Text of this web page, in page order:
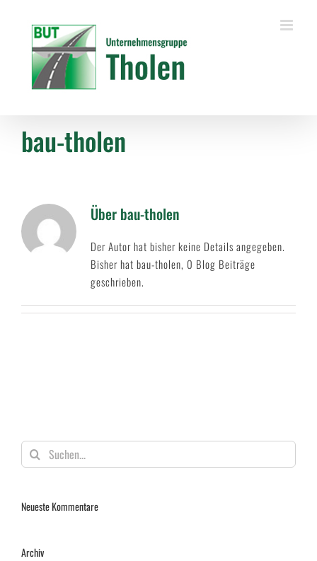
springen
bau-tholen
Über bau-tholen
Der Autor hat bisher keine Details angegeben.
Bisher hat bau-tholen, 0 Blog Beiträge
geschrieben.
Suche
nach:
Neueste Kommentare
Archiv